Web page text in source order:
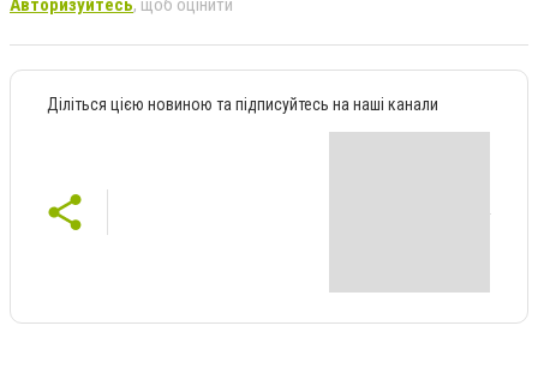
Авторизуйтесь, щоб оцінити
Діліться цією новиною та підписуйтесь на наші канали